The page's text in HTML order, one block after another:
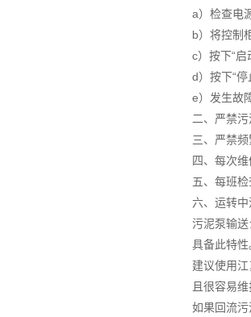
a）检查电
b）将控制
c）按下“
d）按下“
e）发生故
二、严禁
三、严禁
四、每次
五、每班
六、运转
污泥泵输
具备此特性
建议使用
且很容易
如果回流